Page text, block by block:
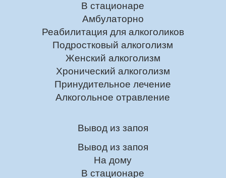
В стационаре
Амбулаторно
Реабилитация для алкоголиков
Подростковый алкоголизм
Женский алкоголизм
Хронический алкоголизм
Принудительное лечение
Алкогольное отравление
Вывод из запоя
Вывод из запоя
На дому
В стационаре